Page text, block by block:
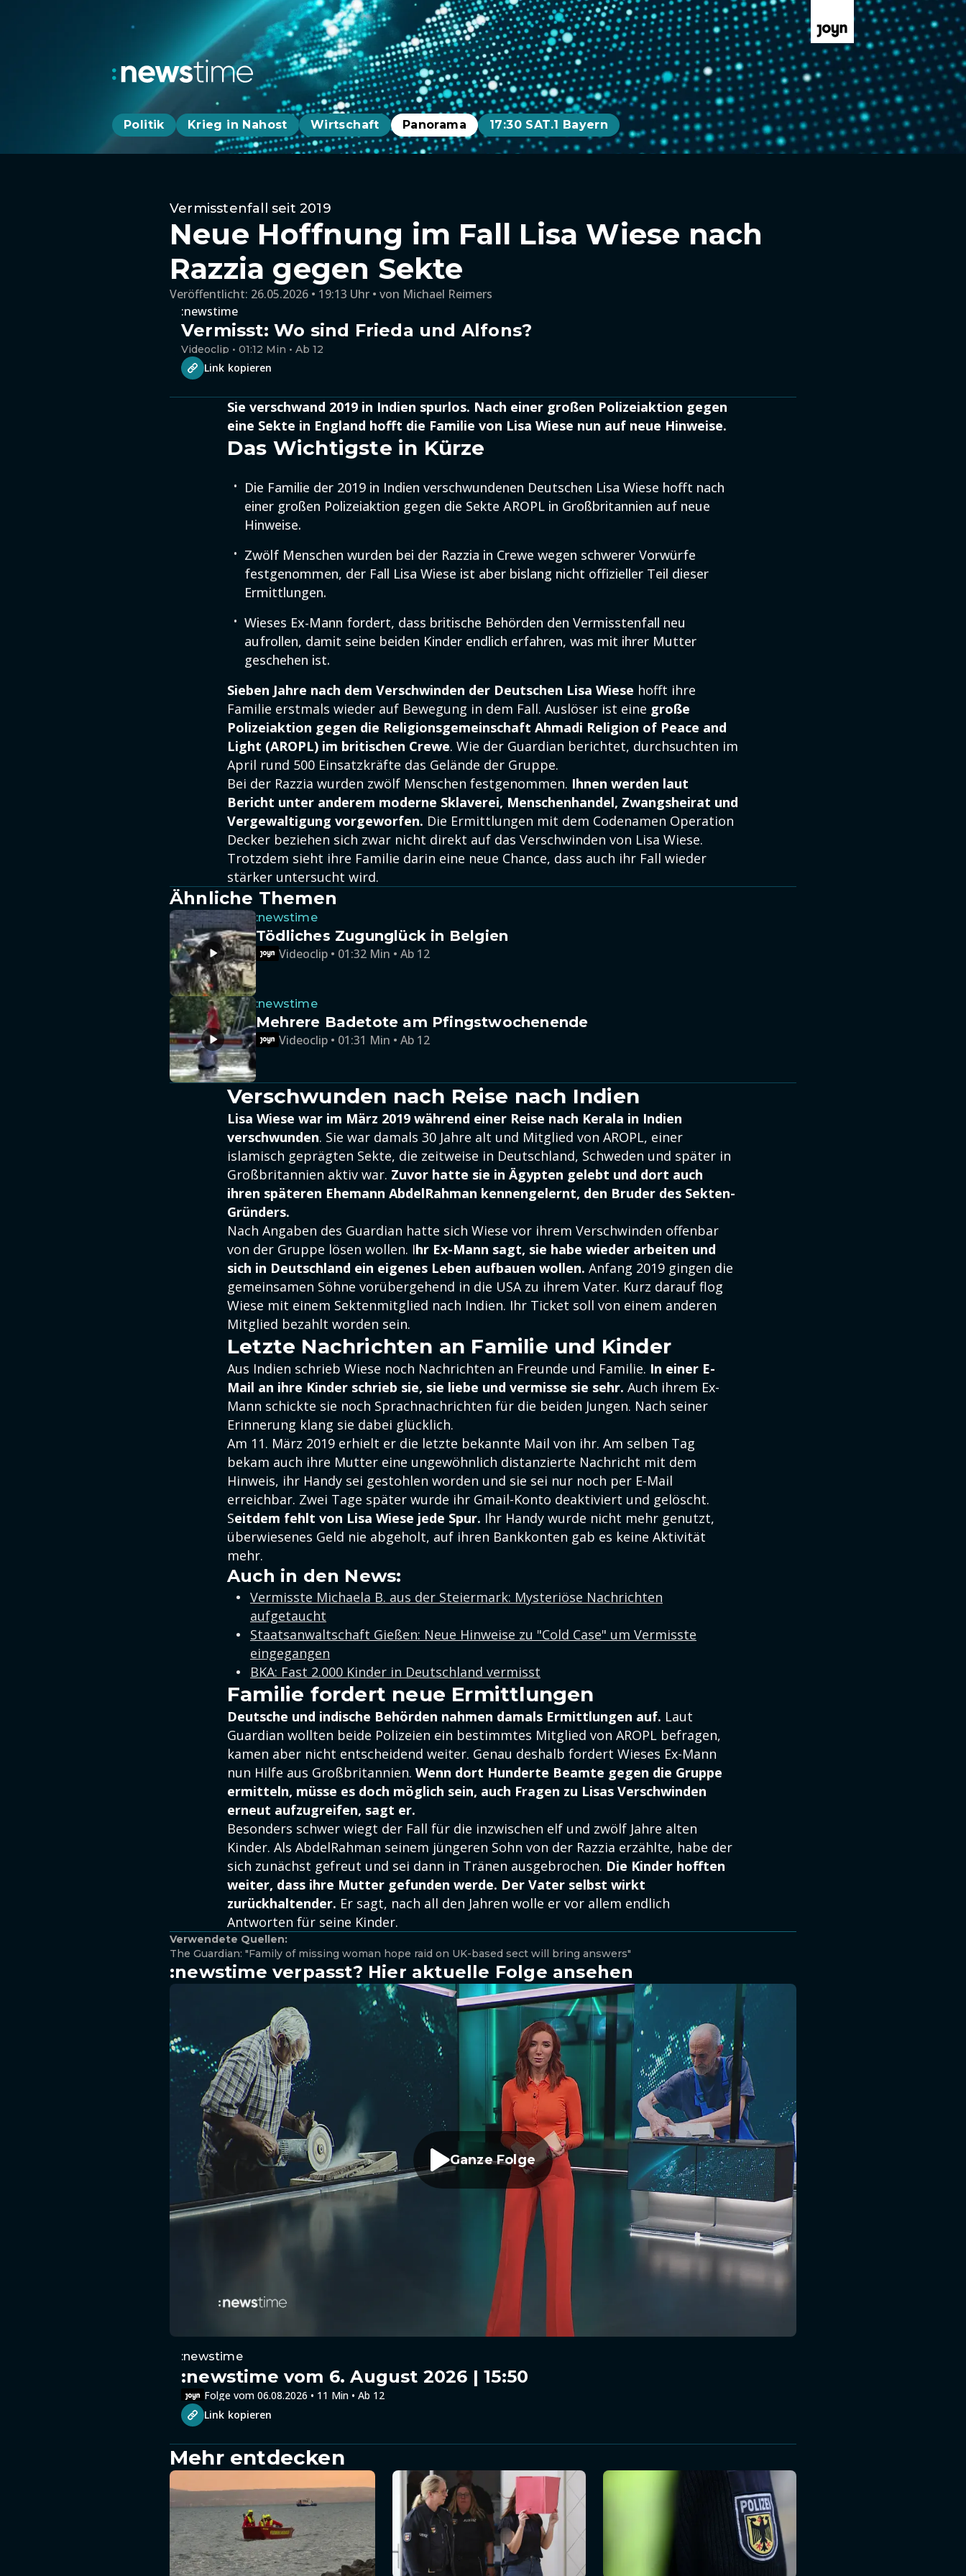
Politik Krieg in Nahost Wirtschaft Panorama 17:30 SAT.1 Bayern
Vermisstenfall seit 2019
Neue Hoffnung im Fall Lisa Wiese nach
Razzia gegen Sekte
Veröffentlicht: 26.05.2026 • 19:13 Uhr von Michael Reimers
:newstime
Vermisst: Wo sind Frieda und Alfons?
Videoclip • 01:12 Min • Ab 12
Link kopieren
Sie verschwand 2019 in Indien spurlos. Nach einer großen Polizeiaktion gegen
eine Sekte in England hofft die Familie von Lisa Wiese nun auf neue Hinweise.
Das Wichtigste in Kürze
Die Familie der 2019 in Indien verschwundenen Deutschen Lisa Wiese hofft nach
einer großen Polizeiaktion gegen die Sekte AROPL in Großbritannien auf neue
Hinweise.
Zwölf Menschen wurden bei der Razzia in Crewe wegen schwerer Vorwürfe
festgenommen, der Fall Lisa Wiese ist aber bislang nicht offizieller Teil dieser
Ermittlungen.
Wieses Ex-Mann fordert, dass britische Behörden den Vermisstenfall neu
aufrollen, damit seine beiden Kinder endlich erfahren, was mit ihrer Mutter
geschehen ist.
Sieben Jahre nach dem Verschwinden der Deutschen Lisa Wiese hofft ihre
Familie erstmals wieder auf Bewegung in dem Fall. Auslöser ist eine große
Polizeiaktion gegen die Religionsgemeinschaft Ahmadi Religion of Peace and
Light (AROPL) im britischen Crewe. Wie der Guardian berichtet, durchsuchten im
April rund 500 Einsatzkräfte das Gelände der Gruppe.
Bei der Razzia wurden zwölf Menschen festgenommen. Ihnen werden laut
Bericht unter anderem moderne Sklaverei, Menschenhandel, Zwangsheirat und
Vergewaltigung vorgeworfen. Die Ermittlungen mit dem Codenamen Operation
Decker beziehen sich zwar nicht direkt auf das Verschwinden von Lisa Wiese.
Trotzdem sieht ihre Familie darin eine neue Chance, dass auch ihr Fall wieder
stärker untersucht wird.
Ähnliche Themen
:newstime
Tödliches Zugunglück in Belgien
Videoclip • 01:32 Min • Ab 12
:newstime
Mehrere Badetote am Pfingstwochenende
Videoclip • 01:31 Min • Ab 12
Verschwunden nach Reise nach Indien
Lisa Wiese war im März 2019 während einer Reise nach Kerala in Indien
verschwunden. Sie war damals 30 Jahre alt und Mitglied von AROPL, einer
islamisch geprägten Sekte, die zeitweise in Deutschland, Schweden und später in
Großbritannien aktiv war. Zuvor hatte sie in Ägypten gelebt und dort auch
ihren späteren Ehemann AbdelRahman kennengelernt, den Bruder des Sekten-
Gründers.
Nach Angaben des Guardian hatte sich Wiese vor ihrem Verschwinden offenbar
von der Gruppe lösen wollen. Ihr Ex-Mann sagt, sie habe wieder arbeiten und
sich in Deutschland ein eigenes Leben aufbauen wollen. Anfang 2019 gingen die
gemeinsamen Söhne vorübergehend in die USA zu ihrem Vater. Kurz darauf flog
Wiese mit einem Sektenmitglied nach Indien. Ihr Ticket soll von einem anderen
Mitglied bezahlt worden sein.
Letzte Nachrichten an Familie und Kinder
Aus Indien schrieb Wiese noch Nachrichten an Freunde und Familie. In einer E-
Mail an ihre Kinder schrieb sie, sie liebe und vermisse sie sehr. Auch ihrem Ex-
Mann schickte sie noch Sprachnachrichten für die beiden Jungen. Nach seiner
Erinnerung klang sie dabei glücklich.
Am 11. März 2019 erhielt er die letzte bekannte Mail von ihr. Am selben Tag
bekam auch ihre Mutter eine ungewöhnlich distanzierte Nachricht mit dem
Hinweis, ihr Handy sei gestohlen worden und sie sei nur noch per E-Mail
erreichbar. Zwei Tage später wurde ihr Gmail-Konto deaktiviert und gelöscht.
Seitdem fehlt von Lisa Wiese jede Spur. Ihr Handy wurde nicht mehr genutzt,
überwiesenes Geld nie abgeholt, auf ihren Bankkonten gab es keine Aktivität
mehr.
Auch in den News:
Vermisste Michaela B. aus der Steiermark: Mysteriöse Nachrichten
aufgetaucht
Staatsanwaltschaft Gießen: Neue Hinweise zu "Cold Case" um Vermisste
eingegangen
BKA: Fast 2.000 Kinder in Deutschland vermisst
Familie fordert neue Ermittlungen
Deutsche und indische Behörden nahmen damals Ermittlungen auf. Laut
Guardian wollten beide Polizeien ein bestimmtes Mitglied von AROPL befragen,
kamen aber nicht entscheidend weiter. Genau deshalb fordert Wieses Ex-Mann
nun Hilfe aus Großbritannien. Wenn dort Hunderte Beamte gegen die Gruppe
ermitteln, müsse es doch möglich sein, auch Fragen zu Lisas Verschwinden
erneut aufzugreifen, sagt er.
Besonders schwer wiegt der Fall für die inzwischen elf und zwölf Jahre alten
Kinder. Als AbdelRahman seinem jüngeren Sohn von der Razzia erzählte, habe der
sich zunächst gefreut und sei dann in Tränen ausgebrochen. Die Kinder hofften
weiter, dass ihre Mutter gefunden werde. Der Vater selbst wirkt
zurückhaltender. Er sagt, nach all den Jahren wolle er vor allem endlich
Antworten für seine Kinder.
Verwendete Quellen:
The Guardian: "Family of missing woman hope raid on UK-based sect will bring answers"
:newstime verpasst? Hier aktuelle Folge ansehen
Ganze Folge
:newstime
:newstime vom 6. August 2026 | 15:50
Folge vom 06.08.2026 • 11 Min • Ab 12
Link kopieren
Mehr entdecken